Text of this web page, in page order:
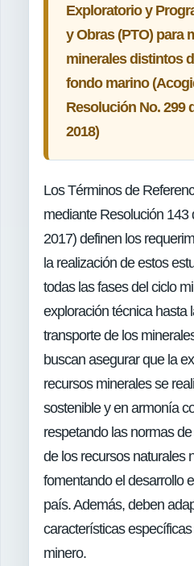
Exploratorio y
y Obras (PTO) para
minerales distintos
fondo marino
Resolución No. 299
2018)
Los Términos de
mediante Resolución 143
2017) definen los
la realización de estos
todas las fases del ciclo
exploración técnica hasta
transporte de los
buscan asegurar que la
recursos minerales se
sostenible y en armonía
respetando las normas
de los recursos naturales
fomentando el desarrollo
país. Además, deben
características
minero.